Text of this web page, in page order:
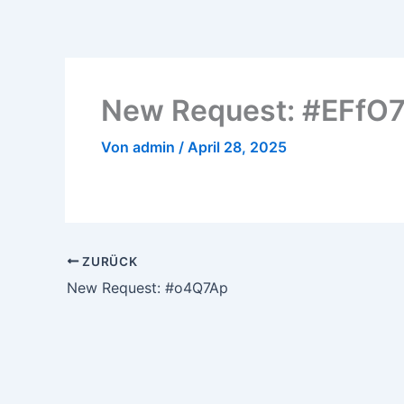
New Request:
Von admin / April 28, 2025
ZURÜCK
New Request: #o4Q7Ap